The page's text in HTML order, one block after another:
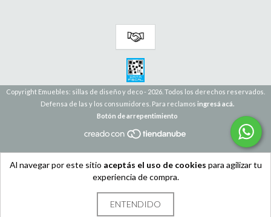
Al navegar por este sitio aceptás el uso de cookies para agilizar tu
experiencia de compra.
ENTENDIDO
Copyright Emuebles: sillas de diseño y deco - 2026. Todos los derechos reservados.
Defensa de las y los consumidores. Para reclamos ingresá acá.
Botón de arrepentimiento